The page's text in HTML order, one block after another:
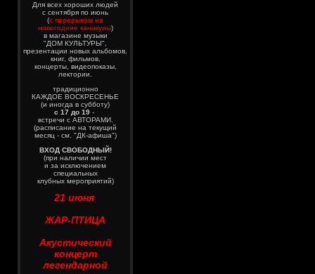
Для всех хороших людей
с сентября по июнь
(с перерывом на
новогодние каникулы)
в магазине музыки
"ДОМ КУЛЬТУРЫ",
презентации новых альбомов,
книг, фильмов,
концерты, видеопоказы,
лектории.
традиционно
КАЖДОЕ ВОСКРЕСЕНЬЕ
(и иногда в субботу)
с 17 до 19 -
встречи с АВТОРАМИ.
(расписание на текущий
месяц - см. "ДК-афиша")
ВХОД СВОБОДНЫЙ!
(при наличии мест
и за исключением
специальных
клубных мероприятий)
21 июня
ЖАР-ПТИЦА
Акустический
концерт
легендарной